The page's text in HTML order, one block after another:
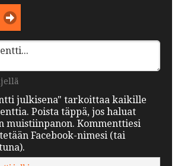
julkisena" tarkoittaa kaikille
Poista täppä, jos haluat
muistiinpanon. Kommenttiesi
Facebook-nimesi (tai